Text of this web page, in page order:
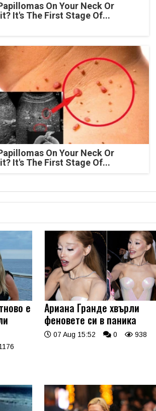
On Your Neck Or
It's The First Stage Of...
On Your Neck Or
It's The First Stage Of...
е
Ариана Гранде хвърли
феновете си в паника
07 Aug 15:52 0 938